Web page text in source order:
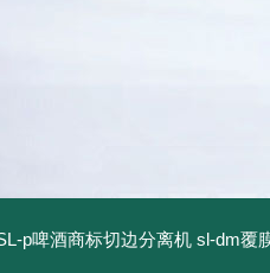
p啤酒商标切边分离机 sl-dm覆